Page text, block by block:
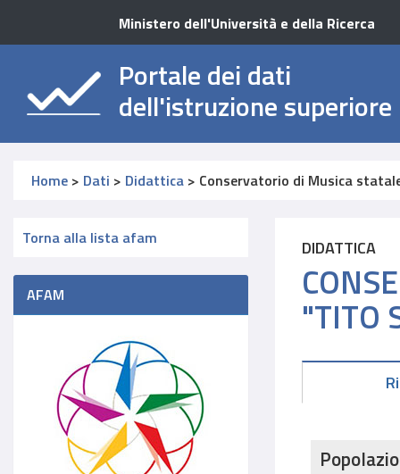
Ministero dell'Università e della Ricerca
Portale dei dati
dell'istruzione superiore
Home > Dati > Didattica > Conservatorio di Musica
Torna alla lista afam
AFAM
DIDATTICA
"TITO